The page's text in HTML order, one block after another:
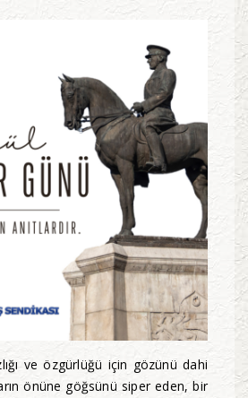
ve özgürlüğü için gözünü dahi
önüne göğsünü siper eden, bir